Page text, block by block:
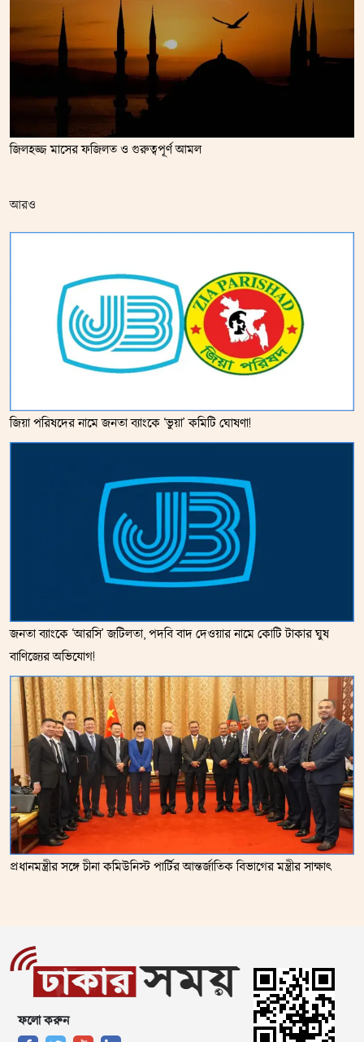
জিলহজ্জ মাসের ফজিলত ও গুরুত্বপূর্ণ আমল
আরও
জিয়া পরিষদের নামে জনতা ব্যাংকে ‘ভুয়া’ কমিটি ঘোষণা!
জনতা ব্যাংকে ‘আরসি’ জটিলতা, পদবি বাদ দেওয়ার নামে কোটি টাকার ঘুষ
বাণিজ্যের অভিযোগ!
প্রধানমন্ত্রীর সঙ্গে চীনা কমিউনিস্ট পার্টির আন্তর্জাতিক বিভাগের মন্ত্রীর সাক্ষাৎ
ফলো করুন